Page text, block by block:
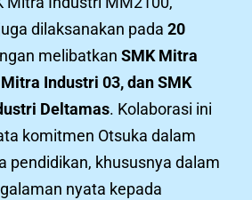
dilaksanakan pada 20
melibatkan SMK Mitra
Industri 03, dan SMK
Deltamas. Kolaborasi ini
komitmen Otsuka dalam
pendidikan, khususnya dalam
nyata kepada